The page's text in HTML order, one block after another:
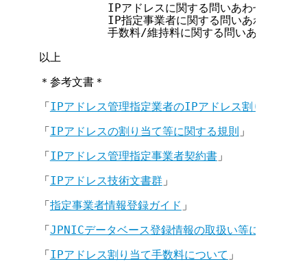
IPアドレスに関する問い
IP指定事業者に関する問い
手数料/維持料に関する問い
以上
＊参考文書＊
「IPアドレス管理指定業者のIPアドレス割り振り／
「IPアドレスの割り当て等に関する規則 」
「IPアドレス管理指定事業者契約書」
「IPアドレス技術文書群」
「指定事業者情報登録ガイド 」
「JPNICデータベース登録情報の取扱い等に関する規
「IPアドレス割り当て手数料について 」